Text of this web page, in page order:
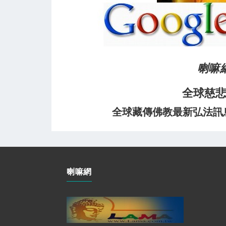
喇嘛
全球慈
全球藏傳佛教最新弘法
喇嘛網